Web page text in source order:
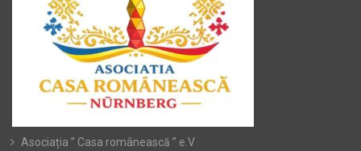
Asociația ” Casa românească ” e.V